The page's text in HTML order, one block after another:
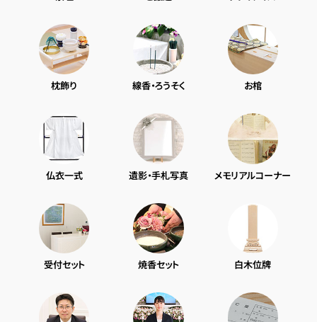
枕飾り 線香・ろうそく お棺
仏衣一式 遺影・手札写真 メモリアルコーナー
受付セット 焼香セット 白木位牌